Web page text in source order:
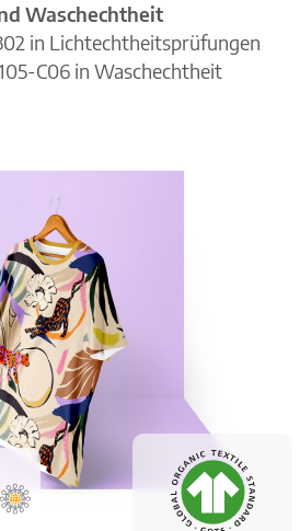
Waschechtheit
in Lichtechtheitsprüfungen
C06 in Waschechtheit